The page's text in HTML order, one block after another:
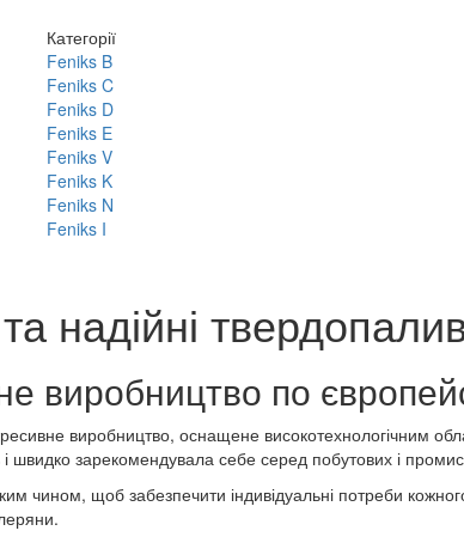
Категорії
Feniks B
Feniks C
Feniks D
Feniks E
Feniks V
Feniks K
Feniks N
Feniks I
надійні
виробництво по
виробництво, оснащене високотехнологічним
і швидко зарекомендувала себе серед побутових і
чином, щоб забезпечити індивідуальні потреби